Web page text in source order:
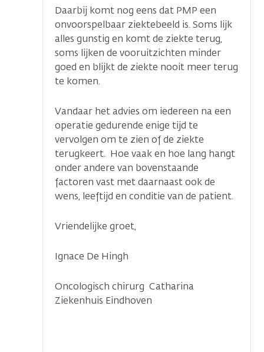
Daarbij komt nog eens dat PMP een
onvoorspelbaar ziektebeeld is. Soms lijk
alles gunstig en komt de ziekte terug,
soms lijken de vooruitzichten minder
goed en blijkt de ziekte nooit meer terug
te komen.
Vandaar het advies om iedereen na een
operatie gedurende enige tijd te
vervolgen om te zien of de ziekte
terugkeert. Hoe vaak en hoe lang hangt
onder andere van bovenstaande
factoren vast met daarnaast ook de
wens, leeftijd en conditie van de patient.
Vriendelijke groet,
Ignace De Hingh
Oncologisch chirurg Catharina
Ziekenhuis Eindhoven